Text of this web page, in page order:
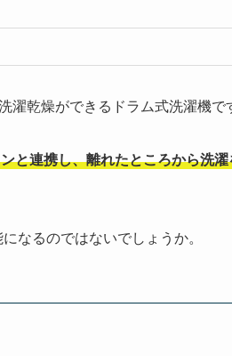
濯乾燥ができるドラム式洗濯機で
と連携し、離れたところから洗
なるのではないでしょうか。